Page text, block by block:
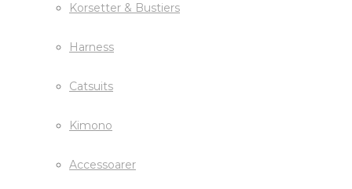
Korsetter & Bustiers
Harness
Catsuits
Kimono
Accessoarer